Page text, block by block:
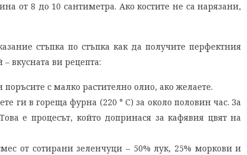
от 8 до 10 сантиметра. Ако костите не са нарязани,
стъпка по стъпка как да получите перфектния
вкусната ви рецепта:
с малко растително олио, ако желаете.
ги в гореща фурна (220 ° С) за около половин час. За
е процесът, който допринася за кафявия цвят на
от сотирани зеленчуци – 50% лук, 25% моркови и